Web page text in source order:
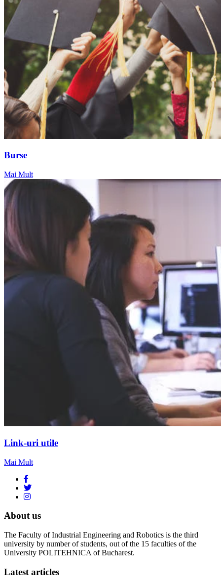
Burse
Mai Mult
Link-uri utile
Mai Mult
About us
The Faculty of Industrial Engineering and Robotics is the third
university by number of students, out of the 15 faculties of the
University POLITEHNICA of Bucharest.
Latest articles